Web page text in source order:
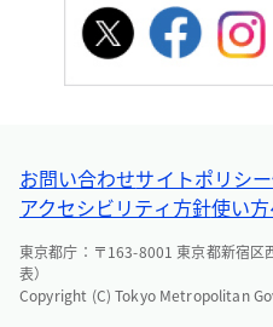
お問い合わせサイトポリシー
アクセシビリティ方針使い
東京都庁：〒163-8001 東京都新宿
表）
Copyright (C) Tokyo Metropolitan